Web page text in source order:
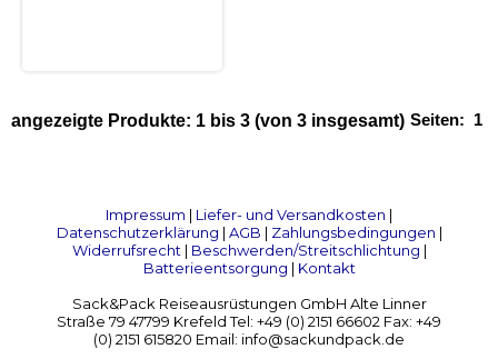
Seiten: 1
angezeigte Produkte: 1 bis 3 (von 3 insgesamt)
Impressum | Liefer- und Versandkosten |
Datenschutzerklärung | AGB | Zahlungsbedingungen |
Widerrufsrecht| Beschwerden/Streitschlichtung |
Batterieentsorgung | Kontakt
Sack&Pack Reiseausrüstungen GmbH Alte Linner
Straße 79 47799 Krefeld Tel: +49 (0) 2151 66602 Fax: +49
(0) 2151 615820 Email: info@sackundpack.de